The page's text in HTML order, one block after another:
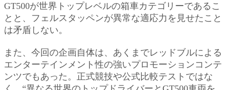
GT500が世界トップレベルの箱車カテゴリーであるこ
とと、フェルスタッペンが異常な適応力を見せたこと
は矛盾しない。
また、今回の企画自体は、あくまでレッドブルによる
エンターテインメント性の強いプロモーションコンテ
ンツでもあった。正式競技や公式比較テストではな